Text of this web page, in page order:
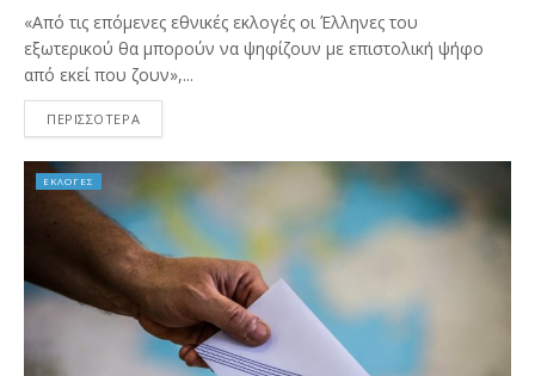
«Από τις επόμενες εθνικές εκλογές οι Έλληνες του
εξωτερικού θα μπορούν να ψηφίζουν με επιστολική ψήφο
από εκεί που ζουν»,...
ΠΕΡΙΣΣΟΤΕΡΑ
ΕΚΛΟΓΕΣ